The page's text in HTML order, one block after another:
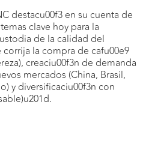
destacu00f3 en su cuenta de
clave hoy para la
de la calidad del
la compra de cafu00e9
creaciu00f3n de demanda
mercados (China, Brasil,
y diversificaciu00f3n con